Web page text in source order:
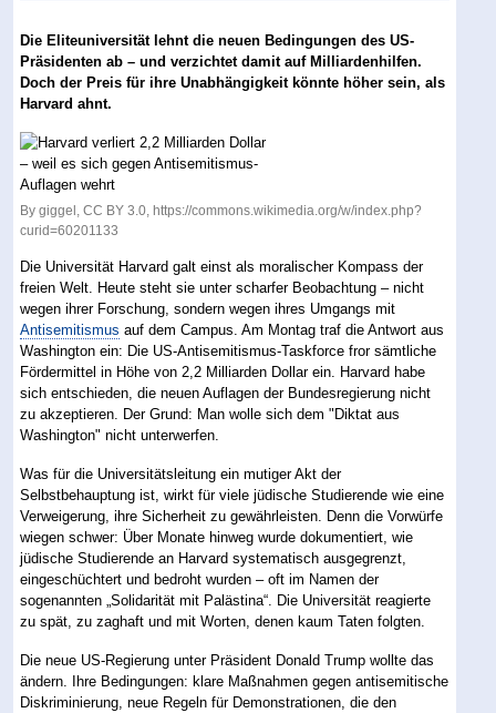
Die Eliteuniversität lehnt die neuen Bedingungen des US-
Präsidenten ab – und verzichtet damit auf Milliardenhilfen.
Doch der Preis für ihre Unabhängigkeit könnte höher sein, als
Harvard ahnt.
By giggel, CC BY 3.0, https://commons.wikimedia.org/w/index.php?
curid=60201133
Die Universität Harvard galt einst als moralischer Kompass der
freien Welt. Heute steht sie unter scharfer Beobachtung – nicht
wegen ihrer Forschung, sondern wegen ihres Umgangs mit
Antisemitismus auf dem Campus. Am Montag traf die Antwort aus
Washington ein: Die US-Antisemitismus-Taskforce fror sämtliche
Fördermittel in Höhe von 2,2 Milliarden Dollar ein. Harvard habe
sich entschieden, die neuen Auflagen der Bundesregierung nicht
zu akzeptieren. Der Grund: Man wolle sich dem "Diktat aus
Washington" nicht unterwerfen.
Was für die Universitätsleitung ein mutiger Akt der
Selbstbehauptung ist, wirkt für viele jüdische Studierende wie eine
Verweigerung, ihre Sicherheit zu gewährleisten. Denn die Vorwürfe
wiegen schwer: Über Monate hinweg wurde dokumentiert, wie
jüdische Studierende an Harvard systematisch ausgegrenzt,
eingeschüchtert und bedroht wurden – oft im Namen der
sogenannten „Solidarität mit Palästina“. Die Universität reagierte
zu spät, zu zaghaft und mit Worten, denen kaum Taten folgten.
Die neue US-Regierung unter Präsident Donald Trump wollte das
ändern. Ihre Bedingungen: klare Maßnahmen gegen antisemitische
Diskriminierung, neue Regeln für Demonstrationen, die den